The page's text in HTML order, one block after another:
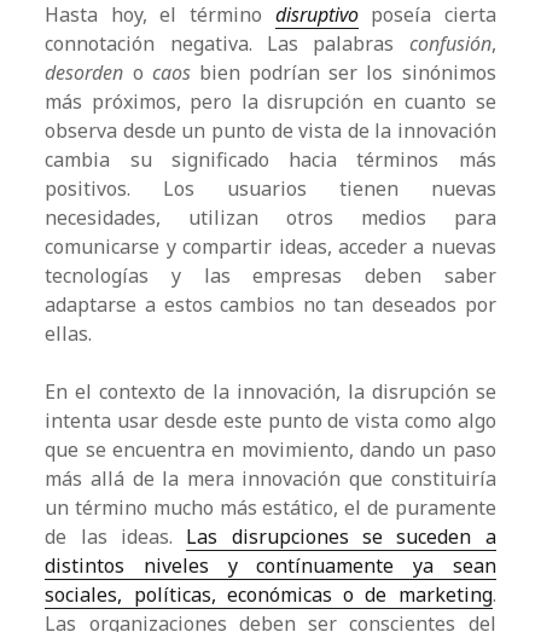
Hasta hoy, el término disruptivoposeía cierta
connotación negativa. Las palabras confusión,
desorden o caosbien podrían ser los sinónimos
más próximos, pero la disrupción en cuanto se
observa desde un punto de vista de la innovación
cambia su significado hacia términos más
positivos. Los usuarios tienen nuevas
necesidades, utilizan otros medios para
comunicarse y compartir ideas, acceder a nuevas
tecnologías y las empresas deben saber
adaptarse a estos cambios no tan deseados por
ellas.
En el contexto de la innovación, la disrupción se
intenta usar desde este punto de vista como algo
que se encuentra en movimiento, dando un paso
más allá de la mera innovación que constituiría
un término mucho más estático, el de puramente
de las ideas. Las disrupciones se suceden a
distintos niveles y contínuamente ya sean
sociales, políticas, económicas o de marketing.
Las organizaciones deben ser conscientes del